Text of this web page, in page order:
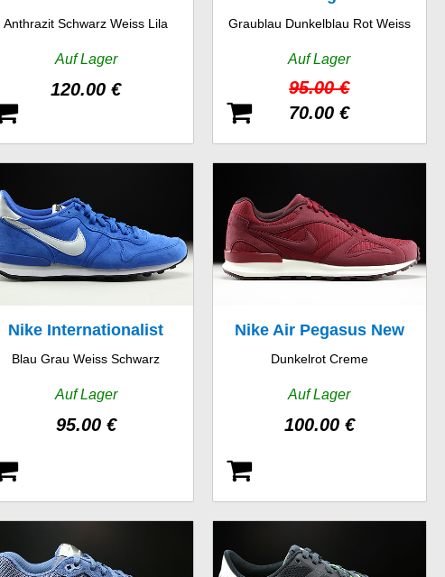
Anthrazit Schwarz Weiss Lila
Auf Lager
120.00 €
Graublau Dunkelblau Rot Weiss
Auf Lager
95.00 €
70.00 €
Nike Internationalist
Leather
Blau Grau Weiss Schwarz
Auf Lager
95.00 €
Nike Air Pegasus New
Racer
Dunkelrot Creme
Auf Lager
100.00 €